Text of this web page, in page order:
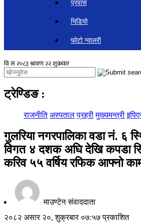
प्रवास
भिडियो
फोटो ग्यालरी
ट्रेण्डिङ :
राजनीति अस्पताल प्रहरी मुख्यमन्त्री
गुलरिया नगरपालिका वडा नं. ६
विगत ४ दशक अघि देखि कपडा
करिव ५५ वर्षिय रफिक आफ्नो
माउण्टेन संवाददाता
२०८२ असार २०, शुक्रबार ०७:५७ प्रकाशित